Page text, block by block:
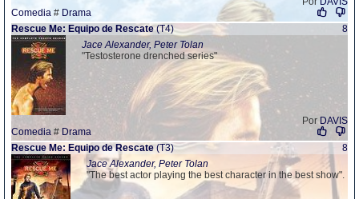
Comedia # Drama
Rescue Me: Equipo de Rescate(T4)
8
Jace Alexander, Peter Tolan
"Testosterone drenched series"
Por DAVIS
Comedia # Drama
Rescue Me: Equipo de Rescate (T3)
8
Jace Alexander, Peter Tolan
"The best actor playing the best character in the best show".